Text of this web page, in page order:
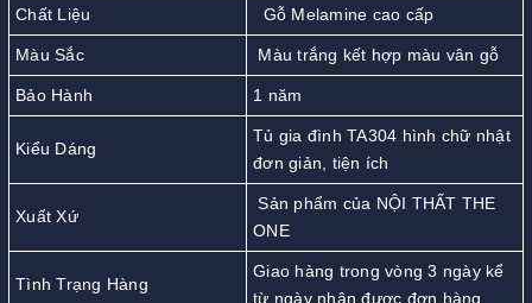
Chất Liệu Gỗ Melamine cao cấp
Màu Sắc Màu trắng kết hợp màu vân gỗ
Bảo Hành 1 năm
Kiểu Dáng
Tủ gia đình TA304 hình chữ nhật
đơn giản, tiện ích
Xuất Xứ
Sản phẩm của NỘI THẤT THE
ONE
Tình Trạng Hàng
Giao hàng trong vòng 3 ngày kể
từ ngày nhận được đơn hàng